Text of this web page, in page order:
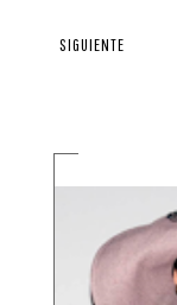
SIGUIENTE